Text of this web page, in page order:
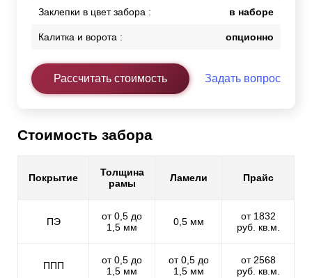
Заклепки в цвет забора : в наборе
Калитка и ворота : опционно
Рассчитать стоимость Задать вопрос
Стоимость забора
Покрытие
Толщина
рамы
Ламели Прайс
ПЭ
от 0,5 до
1,5 мм
0,5 мм
от 1832
руб. кв.м.
ППП
от 0,5 до
1,5 мм
от 0,5 до
1,5 мм
от 2568
руб. кв.м.